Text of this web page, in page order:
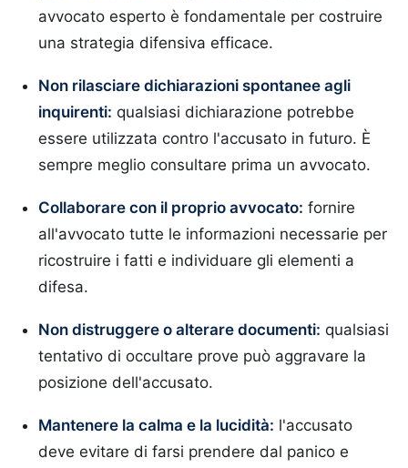
avvocato esperto è fondamentale per costruire
una strategia difensiva efficace.
Non rilasciare dichiarazioni spontanee agli
inquirenti: qualsiasi dichiarazione potrebbe
essere utilizzata contro l'accusato in futuro. È
sempre meglio consultare prima un avvocato.
Collaborare con il proprio avvocato: fornire
all'avvocato tutte le informazioni necessarie per
ricostruire i fatti e individuare gli elementi a
difesa.
Non distruggere o alterare documenti: qualsiasi
tentativo di occultare prove può aggravare la
posizione dell'accusato.
Mantenere la calma e la lucidità: l'accusato
deve evitare di farsi prendere dal panico e